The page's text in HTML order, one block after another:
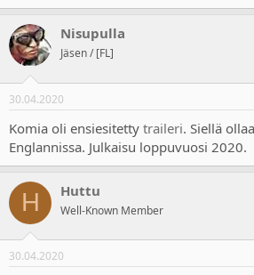
Nisupulla
Jäsen / [FL]
30.04.2020
Komia oli ensiesitetty traileri. Siellä
Englannissa. Julkaisu loppuvuosi 2020.
H Huttu
Well-Known Member
30.04.2020